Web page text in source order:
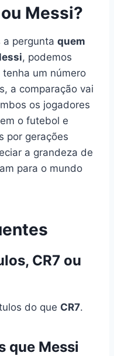
Messi?
a pergunta quem
, podemos
um número
a comparação vai
os jogadores
o futebol e
por gerações
a grandeza de
para o mundo
CR7 ou
do que CR7.
que Messi